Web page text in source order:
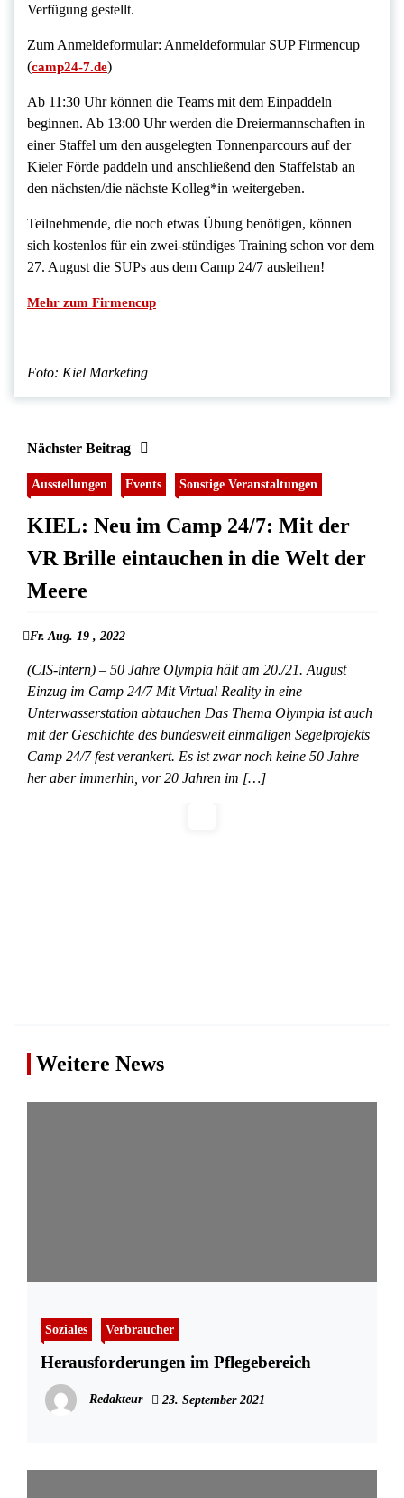
Verfügung gestellt.
Zum Anmeldeformular: Anmeldeformular SUP Firmencup
(camp24-7.de)
Ab 11:30 Uhr können die Teams mit dem Einpaddeln
beginnen. Ab 13:00 Uhr werden die Dreiermannschaften in
einer Staffel um den ausgelegten Tonnenparcours auf der
Kieler Förde paddeln und anschließend den Staffelstab an
den nächsten/die nächste Kolleg*in weitergeben.
Teilnehmende, die noch etwas Übung benötigen, können
sich kostenlos für ein zwei-stündiges Training schon vor dem
27. August die SUPs aus dem Camp 24/7 ausleihen!
Mehr zum Firmencup
Foto: Kiel Marketing
Nächster Beitrag
Ausstellungen Events Sonstige Veranstaltungen
KIEL: Neu im Camp 24/7: Mit der
VR Brille eintauchen in die Welt der
Meere
Fr. Aug. 19 , 2022
(CIS-intern) – 50 Jahre Olympia hält am 20./21. August
Einzug im Camp 24/7 Mit Virtual Reality in eine
Unterwasserstation abtauchen Das Thema Olympia ist auch
mit der Geschichte des bundesweit einmaligen Segelprojekts
Camp 24/7 fest verankert. Es ist zwar noch keine 50 Jahre
her aber immerhin, vor 20 Jahren im […]
Weitere News
Soziales Verbraucher
Herausforderungen im Pflegebereich
Redakteur 23. September 2021